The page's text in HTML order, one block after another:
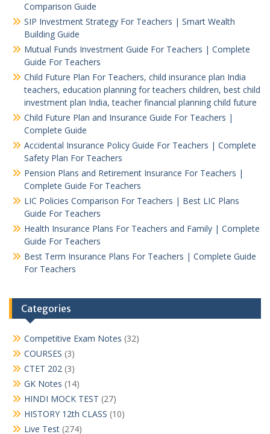
Comparison Guide
SIP Investment Strategy For Teachers | Smart Wealth
Building Guide
Mutual Funds Investment Guide For Teachers | Complete
Guide For Teachers
Child Future Plan For Teachers, child insurance plan India
teachers, education planning for teachers children, best child
investment plan India, teacher financial planning child future
Child Future Plan and Insurance Guide For Teachers |
Complete Guide
Accidental Insurance Policy Guide For Teachers | Complete
Safety Plan For Teachers
Pension Plans and Retirement Insurance For Teachers |
Complete Guide For Teachers
LIC Policies Comparison For Teachers | Best LIC Plans
Guide For Teachers
Health Insurance Plans For Teachers and Family | Complete
Guide For Teachers
Best Term Insurance Plans For Teachers | Complete Guide
For Teachers
Categories
Competitive Exam Notes (32)
COURSES (3)
CTET 202 (3)
GK Notes (14)
HINDI MOCK TEST (27)
HISTORY 12th CLASS (10)
Live Test (274)